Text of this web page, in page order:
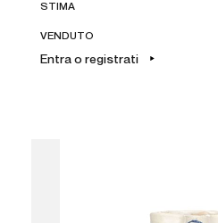
STIMA
VENDUTO
Entra o registrati